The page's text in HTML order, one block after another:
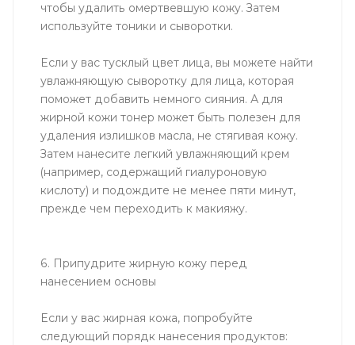
чтобы удалить омертвевшую кожу. Затем
используйте тоники и сыворотки.
Если у вас тусклый цвет лица, вы можете найти
увлажняющую сыворотку для лица, которая
поможет добавить немного сияния. А для
жирной кожи тонер может быть полезен для
удаления излишков масла, не стягивая кожу.
Затем нанесите легкий увлажняющий крем
(например, содержащий гиалуроновую
кислоту) и подождите не менее пяти минут,
прежде чем переходить к макияжу.
6. Припудрите жирную кожу перед
нанесением основы
Если у вас жирная кожа, попробуйте
следующий порядк нанесения продуктов: